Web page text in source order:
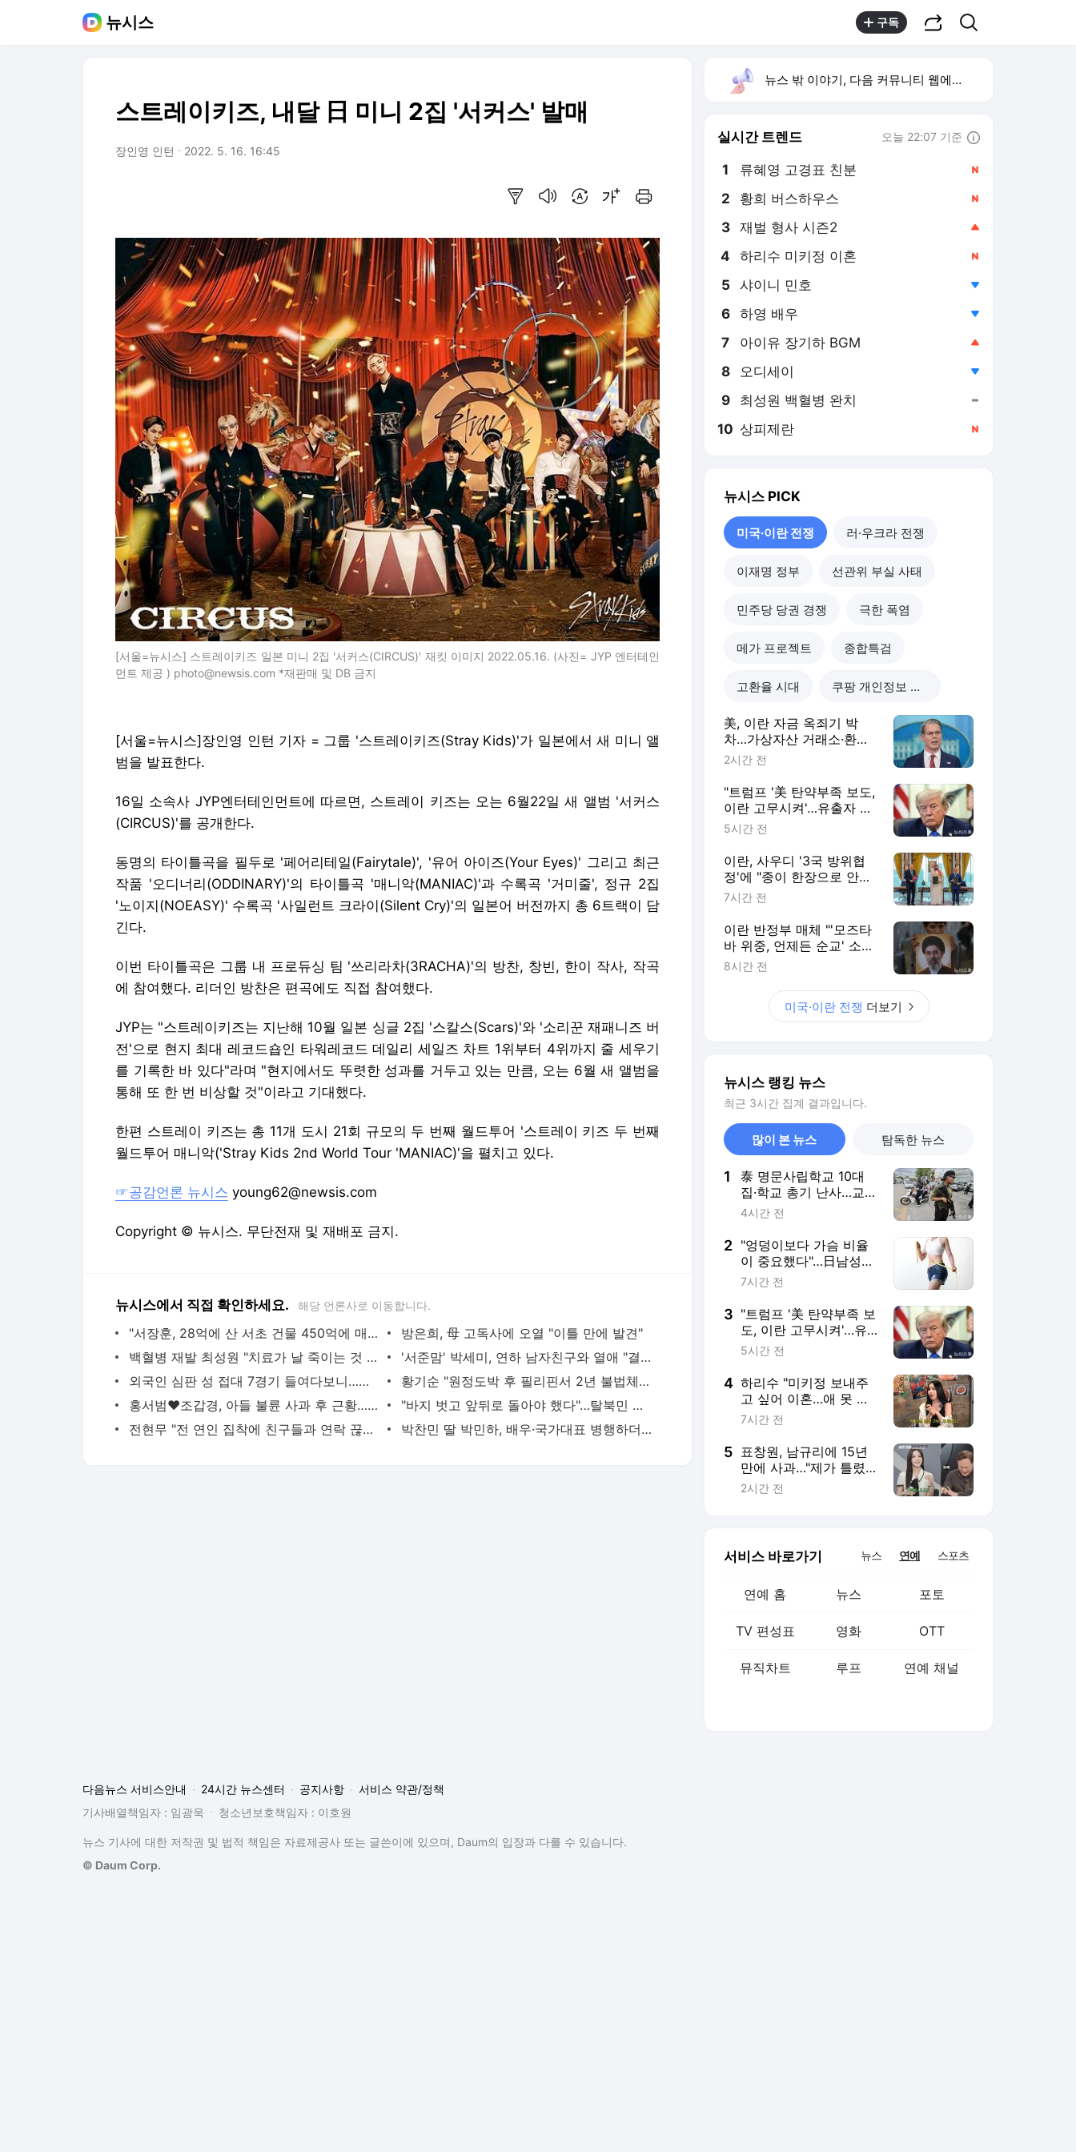
뉴시스 구독
스트레이키즈, 내달 日 미니 2집 '서커스' 발매
장인영 인턴 2022. 5. 16. 16:45
[서울=뉴시스] 스트레이키즈 일본 미니 2집 '서커스(CIRCUS)' 재킷 이미지 2022.05.16. (사진= JYP 엔터테인
먼트 제공 ) photo@newsis.com *재판매 및 DB 금지
[서울=뉴시스]장인영 인턴 기자 = 그룹 '스트레이키즈(Stray Kids)'가 일본에서 새 미니 앨
범을 발표한다.
16일 소속사 JYP엔터테인먼트에 따르면, 스트레이 키즈는 오는 6월22일 새 앨범 '서커스
(CIRCUS)'를 공개한다.
동명의 타이틀곡을 필두로 '페어리테일(Fairytale)', '유어 아이즈(Your Eyes)' 그리고 최근
작품 '오디너리(ODDINARY)'의 타이틀곡 '매니악(MANIAC)'과 수록곡 '거미줄', 정규 2집
'노이지(NOEASY)' 수록곡 '사일런트 크라이(Silent Cry)'의 일본어 버전까지 총 6트랙이 담
긴다.
이번 타이틀곡은 그룹 내 프로듀싱 팀 '쓰리라차(3RACHA)'의 방찬, 창빈, 한이 작사, 작곡
에 참여했다. 리더인 방찬은 편곡에도 직접 참여했다.
JYP는 "스트레이키즈는 지난해 10월 일본 싱글 2집 '스칼스(Scars)'와 '소리꾼 재패니즈 버
전'으로 현지 최대 레코드숍인 타워레코드 데일리 세일즈 차트 1위부터 4위까지 줄 세우기
를 기록한 바 있다"라며 "현지에서도 뚜렷한 성과를 거두고 있는 만큼, 오는 6월 새 앨범을
통해 또 한 번 비상할 것"이라고 기대했다.
한편 스트레이 키즈는 총 11개 도시 21회 규모의 두 번째 월드투어 '스트레이 키즈 두 번째
월드투어 매니악('Stray Kids 2nd World Tour 'MANIAC)'을 펼치고 있다.
☞공감언론 뉴시스 young62@newsis.com
Copyright © 뉴시스. 무단전재 및 재배포 금지.
뉴시스에서 직접 확인하세요. 해당 언론사로 이동합니다.
"서장훈, 28억에 산 서초 건물 450억에 매물로"
방은희, 母 고독사에 오열 "이틀 만에 발견"
백혈병 재발 최성원 "치료가 날 죽이는 것 같았다" 눈물
'서준맘' 박세미, 연하 남자친구와 열애 "결혼 생각도"
외국인 심판 성 접대 7경기 들여다보니…한국 축구 '5승 2무'
황기순 "원정도박 후 필리핀서 2년 불법체류…1년간 은둔"
홍서범♥조갑경, 아들 불륜 사과 후 근황…밝은 미소
"바지 벗고 앞뒤로 돌아야 했다"…탈북민 김서아, 기쁨조 검사 수치심 회상
전현무 "전 연인 집착에 친구들과 연락 끊어"
박찬민 딸 박민하, 배우·국가대표 병행하더니…여유로운 근황 공개
뉴스 밖 이야기, 다음 커뮤니티 웹에서 보기
실시간 트렌드 오늘 22:07 기준
1 류혜영 고경표 친분
2 황희 버스하우스
3 재벌 형사 시즌2
4 하리수 미키정 이혼
5 샤이니 민호
6 하영 배우
7 아이유 장기하 BGM
8 오디세이
9 최성원 백혈병 완치
10 상피제란
뉴시스 PICK
미국·이란 전쟁 러·우크라 전쟁
이재명 정부 선관위 부실 사태
민주당 당권 경쟁 극한 폭염
메가 프로젝트 종합특검
고환율 시대 쿠팡 개인정보 유출
美, 이란 자금 옥죄기 박
차…가상자산 거래소·환전
소 제재
2시간 전
"트럼프 '美 탄약부족 보도,
이란 고무시켜'…유출자 색
출 지시"
5시간 전
이란, 사우디 '3국 방위협
정'에 "종이 한장으로 안보
보장 불가"
7시간 전
이란 반정부 매체 "'모즈타
바 위중, 언제든 순교' 소문
확산"
8시간 전
미국·이란 전쟁 더보기
뉴시스 랭킹 뉴스
최근 3시간 집계 결과입니다.
많이 본 뉴스 탐독한 뉴스
1
泰 명문사립학교 10대
집·학교 총기 난사…교사
·학생 등 9명 사망(종합
4시간 전
2 "엉덩이보다 가슴 비율
이 중요했다"…日남성들
이 매력적으로 느낀 여
7시간 전
3 "트럼프 '美 탄약부족 보
도, 이란 고무시켜'…유
출자 색출 지시"
5시간 전
4 하리수 "미키정 보내주
고 싶어 이혼…애 못 낳
아 미안했다"
7시간 전
5 표창원, 남규리에 15년
만에 사과…"제가 틀렸
습니다"
2시간 전
서비스 바로가기 뉴스 연예 스포츠
연예 홈 뉴스 포토
TV 편성표 영화 OTT
뮤직차트 루프 연예 채널
다음뉴스 서비스안내 24시간 뉴스센터 공지사항
서비스 약관/정책
기사배열책임자 : 임광욱
청소년보호책임자 : 이호원
뉴스 기사에 대한 저작권 및 법적 책임은 자료제공사 또는 글쓴이에 있으며, Daum의 입장과 다를 수 있습니다.
© Daum Corp.